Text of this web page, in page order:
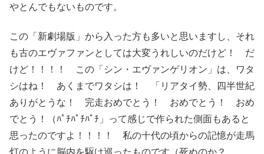
やとんでもないものです。
この「新劇場版」から入った方も多いと思いますし、それ
も古のエヴァファンとしては大変うれしいのだけど！ だ
けど！！！！ この「シン・エヴァンゲリオン」は、ワタ
シはね！ あくまでワタシは！ 「リアタイ勢、四半世紀
ありがとうな！ 完走おめでとう！ おめでとう！ おめ
でとう！（ﾊﾟﾁﾊﾟﾁﾊﾟﾁ」って感じで作られた側面もあると
思ったのですよ！！！！ 私の十代の頃からの記憶が走馬